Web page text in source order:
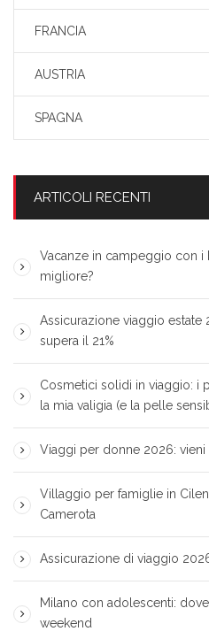
FRANCIA
AUSTRIA
SPAGNA
ARTICOLI RECENTI
Vacanze in campeggio con i
migliore?
Assicurazione viaggio
supera il 21%
Cosmetici solidi in viaggio: i
la mia valigia (e la pelle
Viaggi per donne 2026: vieni
Villaggio per famiglie in
Camerota
Assicurazione di viaggio
Milano con adolescenti:
weekend